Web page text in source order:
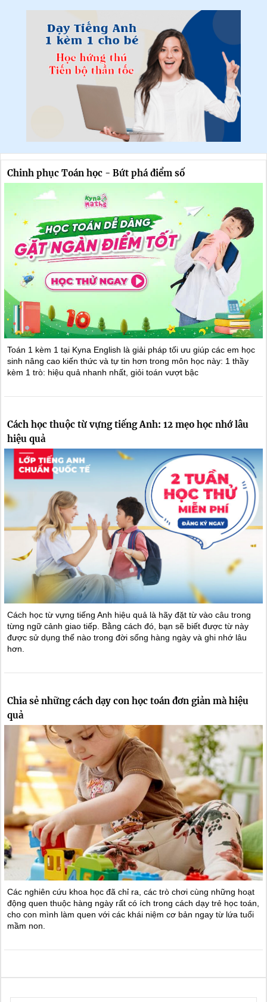
Chinh phục Toán học - Bứt phá điểm số
Toán 1 kèm 1 tại Kyna English là giải pháp tối ưu giúp các em học
sinh nâng cao kiến thức và tự tin hơn trong môn học này: 1 thầy
kèm 1 trò: hiệu quả nhanh nhất, giỏi toán vượt bậc
Cách học thuộc từ vựng tiếng Anh: 12 mẹo học nhớ lâu
hiệu quả
Cách học từ vựng tiếng Anh hiệu quả là hãy đặt từ vào câu trong
từng ngữ cảnh giao tiếp. Bằng cách đó, bạn sẽ biết được từ này
được sử dụng thế nào trong đời sống hàng ngày và ghi nhớ lâu
hơn.
Chia sẻ những cách dạy con học toán đơn giản mà hiệu
quả
Các nghiên cứu khoa học đã chỉ ra, các trò chơi cùng những hoạt
động quen thuộc hàng ngày rất có ích trong cách dạy trẻ học toán,
cho con mình làm quen với các khái niệm cơ bản ngay từ lứa tuổi
mầm non.